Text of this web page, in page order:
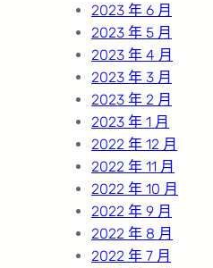
2023 年 6 月
2023 年 5 月
2023 年 4 月
2023 年 3 月
2023 年 2 月
2023 年 1 月
2022 年 12 月
2022 年 11 月
2022 年 10 月
2022 年 9 月
2022 年 8 月
2022 年 7 月